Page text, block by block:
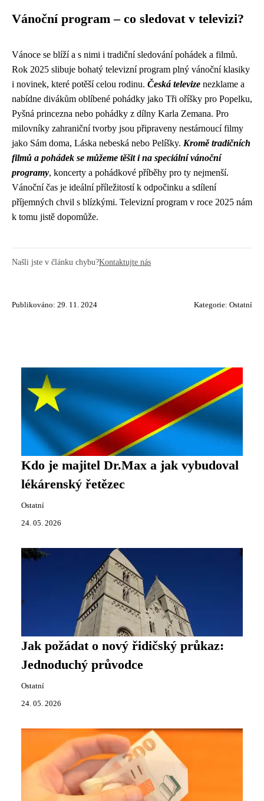
Vánoční program – co sledovat v televizi?
Vánoce se blíží a s nimi i tradiční sledování pohádek a filmů.
Rok 2025 slibuje bohatý televizní program plný vánoční klasiky
i novinek, které potěší celou rodinu. Česká televize nezklame a
nabídne divákům oblíbené pohádky jako Tři oříšky pro Popelku,
Pyšná princezna nebo pohádky z dílny Karla Zemana. Pro
milovníky zahraniční tvorby jsou připraveny nestárnoucí filmy
jako Sám doma, Láska nebeská nebo Pelíšky. Kromě tradičních
filmů a pohádek se můžeme těšit i na speciální vánoční
programy, koncerty a pohádkové příběhy pro ty nejmenší.
Vánoční čas je ideální příležitostí k odpočinku a sdílení
příjemných chvil s blízkými. Televizní program v roce 2025 nám
k tomu jistě dopomůže.
Našli jste v článku chybu?Kontaktujte nás
Publikováno: 29. 11. 2024 Kategorie: Ostatní
Kdo je majitel Dr.Max a jak vybudoval
lékárenský řetězec
Ostatní
24. 05. 2026
Jak požádat o nový řidičský průkaz:
Jednoduchý průvodce
Ostatní
24. 05. 2026